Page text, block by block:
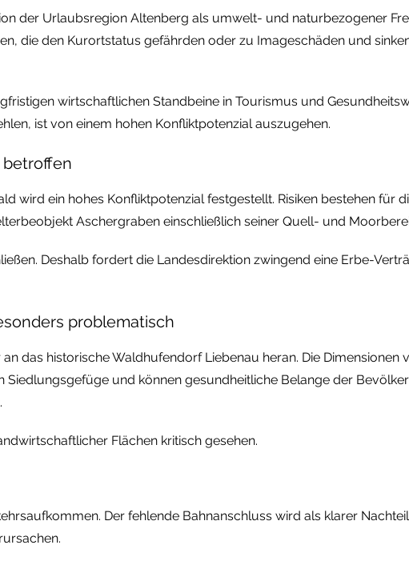
der Urlaubsregion Altenberg als umwelt- und naturbezogener
die den Kurortstatus gefährden oder zu Imageschäden und
wirtschaftlichen Standbeine in Tourismus und
ist von einem hohen Konfliktpotenzial auszugehen.
betroffen
wird ein hohes Konfliktpotenzial festgestellt. Risiken bestehen für
Aschergraben einschließlich seiner Quell- und
Deshalb fordert die Landesdirektion zwingend eine Erbe-
problematisch
das historische Waldhufendorf Liebenau heran. Die
Siedlungsgefüge und können gesundheitliche Belange der
Flächen kritisch gesehen.
Der fehlende Bahnanschluss wird als klarer